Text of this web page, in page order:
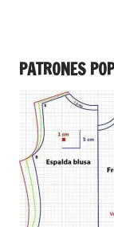
PATRONES